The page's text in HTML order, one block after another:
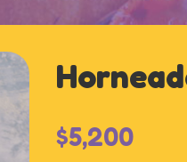
$5,200